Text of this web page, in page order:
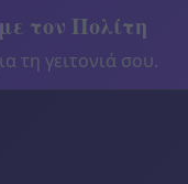
τον Πολίτη
τη γειτονιά σου.